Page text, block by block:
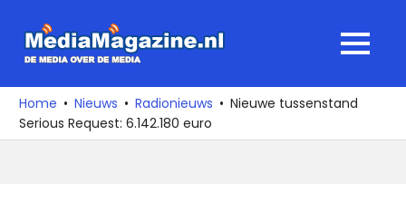
naar
media
over
de
MENU
Home Nieuws Radionieuws
Nieuwe tussenstand
Serious Request: 6.142.180 euro